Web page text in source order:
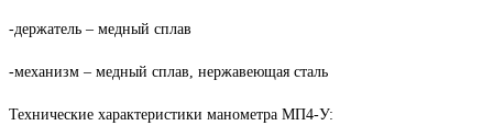
-держатель – медный сплав
-механизм – медный сплав, нержавеющая сталь
Технические характеристики манометра МП4-У: